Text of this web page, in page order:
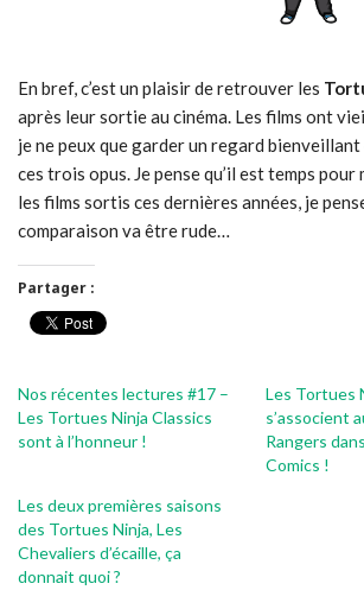
En bref, c’est un plaisir de retrouver les
après leur sortie au cinéma. Les films ont
je ne peux que garder un regard
ces trois opus. Je pense qu’il est temps pour
les films sortis ces dernières années, je
comparaison va être rude…
Partager :
Nos récentes lectures #17 –
Les Tortues Ninja Classics
sont à l’honneur !
Les Tortues
s’associent
Rangers
Comics !
Les deux premières saisons
des Tortues Ninja, Les
Chevaliers d’écaille, ça
donnait quoi ?